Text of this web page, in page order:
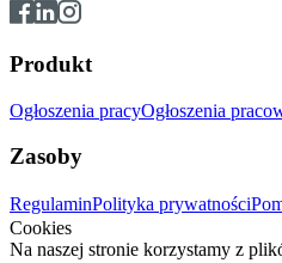
Produkt
Ogłoszenia pracyOgłoszenia
Zasoby
RegulaminPolityka prywatności
Cookies
Na naszej stronie korzystamy z